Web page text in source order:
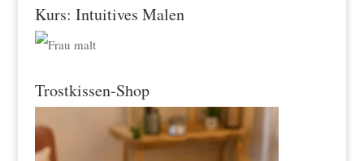
Kurs: Intuitives Malen
Trostkissen-Shop